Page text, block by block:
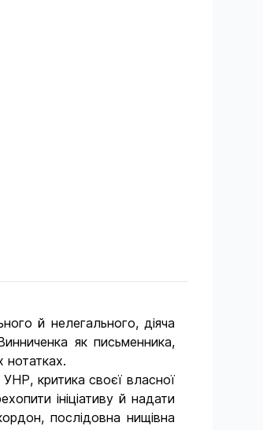
й нелегального, діяча
як письменника,
нотатках.
УНР, критика своєї власної
ініціативу й надати
послідовна нищівна